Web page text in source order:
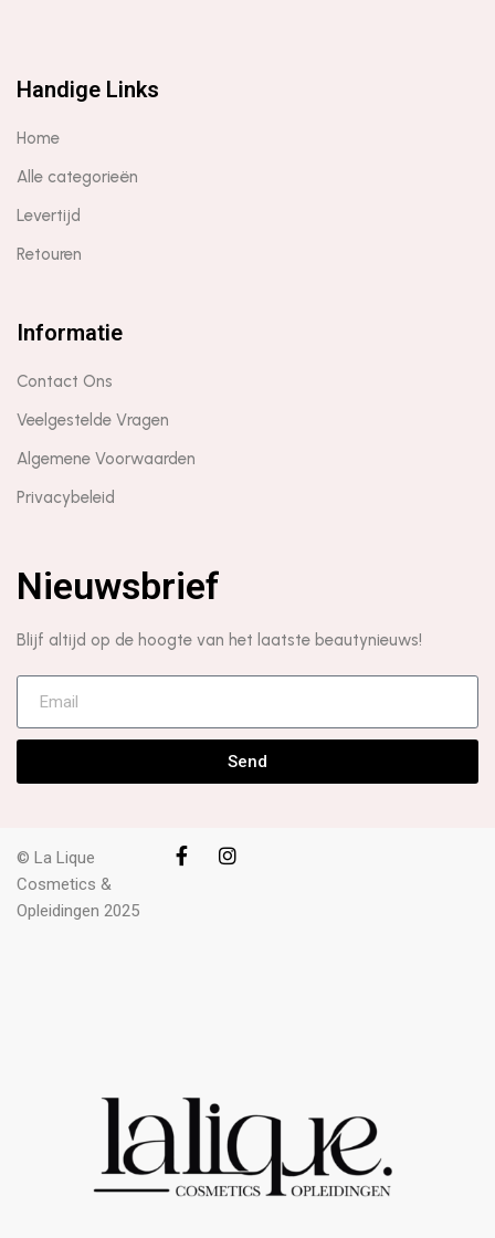
Handige Links
Home
Alle categorieën
Levertijd
Retouren
Informatie
Contact Ons
Veelgestelde Vragen
Algemene Voorwaarden
Privacybeleid
Nieuwsbrief
Blijf altijd op de hoogte van het laatste beautynieuws!
Send
© La Lique
Cosmetics &
Opleidingen 2025